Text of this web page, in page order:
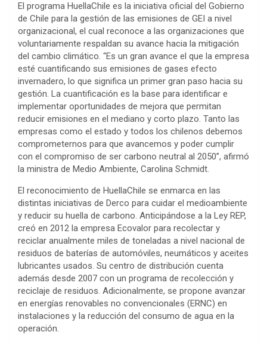
El programa HuellaChile es la iniciativa oficial del Gobierno
de Chile para la gestión de las emisiones de GEI a nivel
organizacional, el cual reconoce a las organizaciones que
voluntariamente respaldan su avance hacia la mitigación
del cambio climático. “Es un gran avance el que la empresa
esté cuantificando sus emisiones de gases efecto
invernadero, lo que significa un primer gran paso hacia su
gestión. La cuantificación es la base para identificar e
implementar oportunidades de mejora que permitan
reducir emisiones en el mediano y corto plazo. Tanto las
empresas como el estado y todos los chilenos debemos
comprometernos para que avancemos y poder cumplir
con el compromiso de ser carbono neutral al 2050”, afirmó
la ministra de Medio Ambiente, Carolina Schmidt.
El reconocimiento de HuellaChile se enmarca en las
distintas iniciativas de Derco para cuidar el medioambiente
y reducir su huella de carbono. Anticipándose a la Ley REP,
creó en 2012 la empresa Ecovalor para recolectar y
reciclar anualmente miles de toneladas a nivel nacional de
residuos de baterías de automóviles, neumáticos y aceites
lubricantes usados. Su centro de distribución cuenta
además desde 2007 con un programa de recolección y
reciclaje de residuos. Adicionalmente, se propone avanzar
en energías renovables no convencionales (ERNC) en
instalaciones y la reducción del consumo de agua en la
operación.